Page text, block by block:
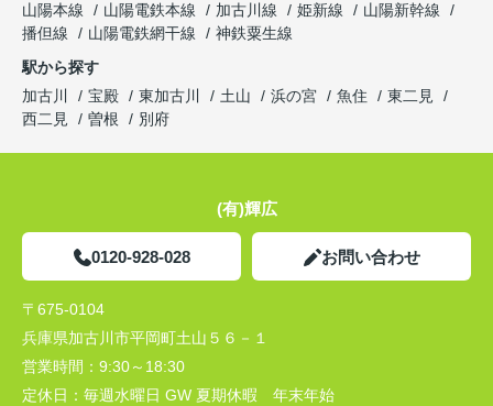
山陽本線
山陽電鉄本線 加古川線 姫新線
山陽新幹線
播但線
山陽電鉄網干線
神鉄粟生線
駅から探す
加古川
宝殿 東加古川 土山 浜の宮 魚住
東二見
西二見
曽根 別府
(有)輝広
0120-928-028 お問い合わせ
〒675-0104
兵庫県加古川市平岡町土山５６－１
営業時間： 9:30～18:30
定休日： 毎週水曜日 GW 夏期休暇 年末年始